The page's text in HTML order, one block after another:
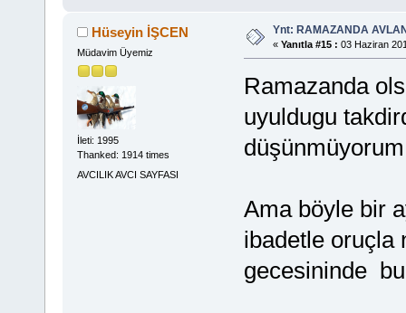
Hüseyin İŞCEN
Müdavim Üyemiz
İleti: 1995
Thanked: 1914 times
AVCILIK AVCI SAYFASI
Ynt: RAMAZANDA
« Yanıtla #15 : 03 Haziran
Ramazanda
uyuldugu
düşünmüyorum
Ama böyle bir
ibadetle oruçla
gecesininde